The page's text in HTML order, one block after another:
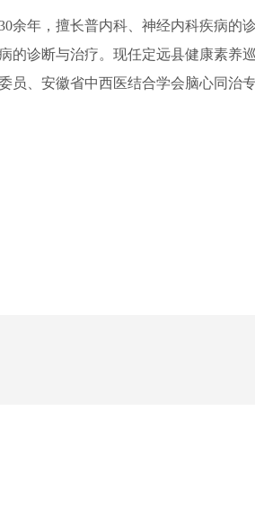
余年，擅长普内科、神经内科疾病的
的诊断与治疗。现任定远县健康素养
员、安徽省中西医结合学会脑心同治